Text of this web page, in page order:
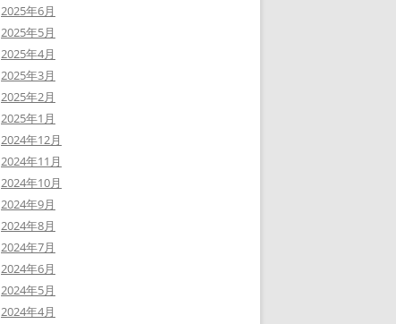
2025年6月
2025年5月
2025年4月
2025年3月
2025年2月
2025年1月
2024年12月
2024年11月
2024年10月
2024年9月
2024年8月
2024年7月
2024年6月
2024年5月
2024年4月